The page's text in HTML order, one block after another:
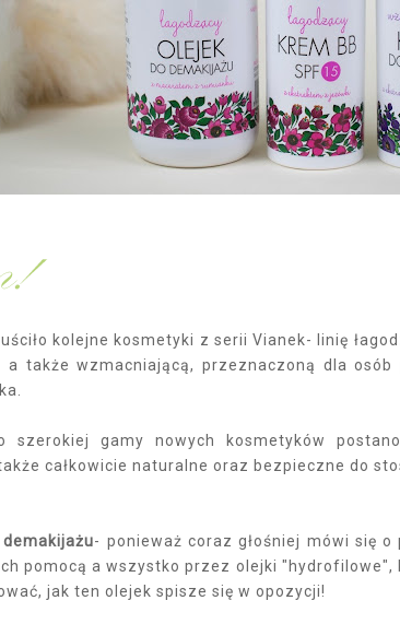
kolejne kosmetyki z serii Vianek- linię
także wzmacniającą, przeznaczoną dla
szerokiej gamy nowych kosmetyków
całkowicie naturalne oraz bezpieczne do
- ponieważ coraz głośniej mówi się
pomocą a wszystko przez olejki
jak ten olejek spisze się w opozycji!